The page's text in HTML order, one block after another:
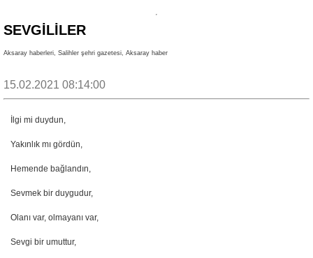
SEVGİLİLER
Aksaray haberleri, Salihler şehri gazetesi, Aksaray haber
15.02.2021 08:14:00
İlgi mi duydun,
Yakınlık mı gördün,
Hemende bağlandın,
Sevmek bir duygudur,
Olanı var, olmayanı var,
Sevgi bir umuttur,